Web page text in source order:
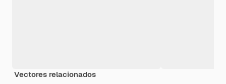
Vectores relacionados